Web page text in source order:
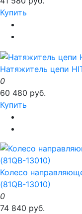
Купить
Натяжитель цепи
0
60 480 руб.
Купить
Колесо
(81QB-13010)
0
74 840 руб.